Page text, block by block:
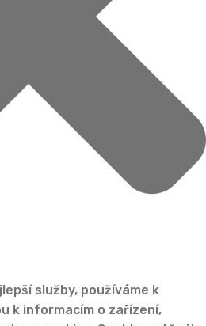
služby, používáme k
k informacím o zařízení,